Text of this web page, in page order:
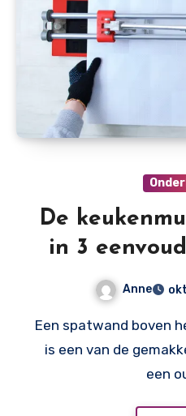
De
in 3
Anne
Een spatwand boven het aanrecht betegelen
is een van de
een